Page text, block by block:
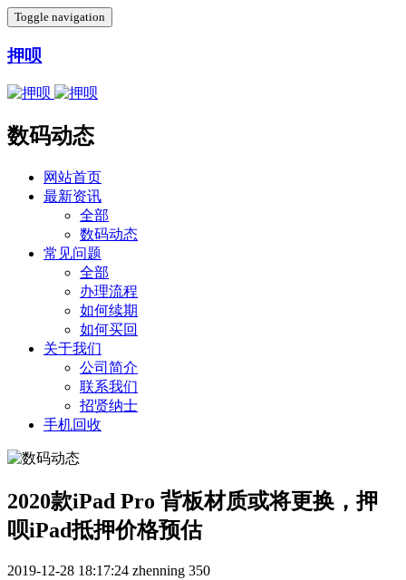
Toggle navigation
押呗
数码动态
网站首页
最新资讯
全部
数码动态
常见问题
全部
办理流程
如何续期
如何买回
关于我们
公司简介
联系我们
招贤纳士
手机回收
2020款iPad Pro 背板材质或将更换，押
呗iPad抵押价格预估
2019-12-28 18:17:24 zhenning 350